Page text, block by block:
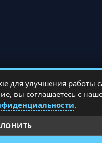
для улучшения работы
вы соглашаетесь с
.